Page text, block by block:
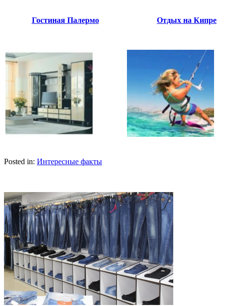
Гостиная Палермо Отдых на Кипре
Posted in: Интересные факты